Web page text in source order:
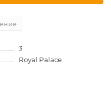
3
Royal Palace